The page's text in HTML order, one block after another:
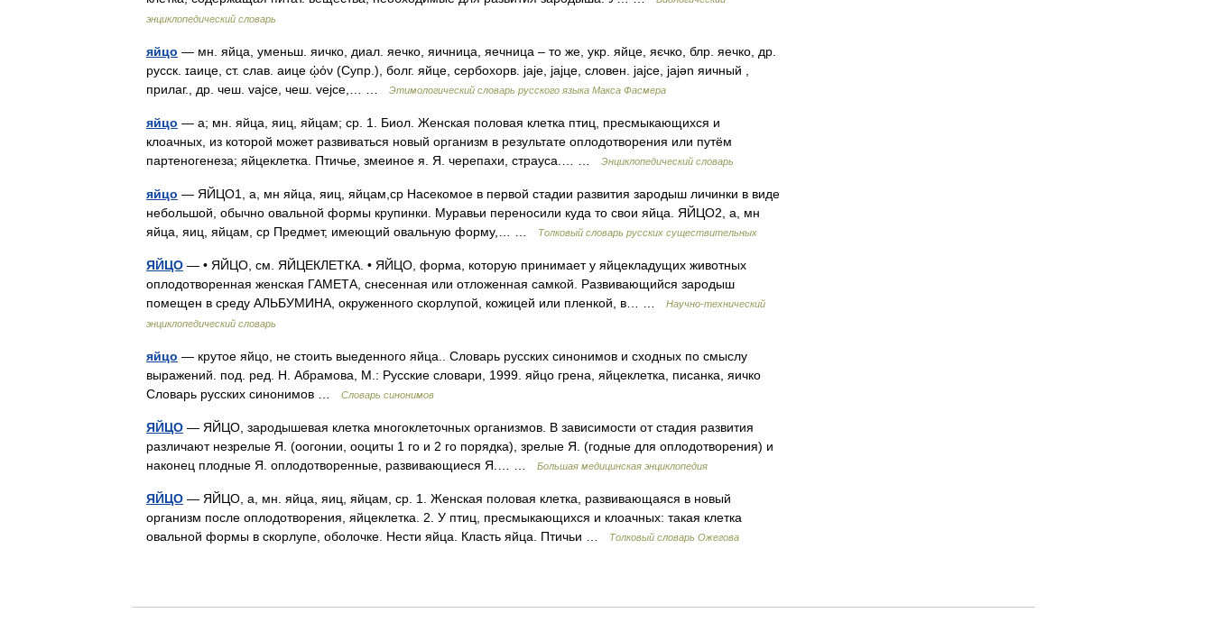
энциклопедический словарь
яйцо — мн. яйца, уменьш. яичко, диал. яечко, яичница, яечница – то же, укр. яйце, яєчко, блр. яечко, др.
русск. ɪаице, ст. слав. аице ᾠόν (Супр.), болг. яйце, сербохорв. jaje, jajцe, словен. jajce, jajǝn яичный ,
прилаг., др. чеш. vаjсе, чеш. vеjсе,… …
Этимологический словарь русского языка Макса Фасмера
яйцо — а; мн. яйца, яиц, яйцам; ср. 1. Биол. Женская половая клетка птиц, пресмыкающихся и
клоачных, из которой может развиваться новый организм в результате оплодотворения или путём
партеногенеза; яйцеклетка. Птичье, змеиное я. Я. черепахи, страуса.… …
Энциклопедический словарь
яйцо — ЯЙЦО1, а, мн яйца, яиц, яйцам,ср Насекомое в первой стадии развития зародыш личинки в виде
небольшой, обычно овальной формы крупинки. Муравьи переносили куда то свои яйца. ЯЙЦО2, а, мн
яйца, яиц, яйцам, ср Предмет, имеющий овальную форму,… …
Толковый словарь русских существительных
ЯЙЦО — • ЯЙЦО, см. ЯЙЦЕКЛЕТКА. • ЯЙЦО, форма, которую принимает у яйцекладущих животных
оплодотворенная женская ГАМЕТА, снесенная или отложенная самкой. Развивающийся зародыш
помещен в среду АЛЬБУМИНА, окруженного скорлупой, кожицей или пленкой, в… …
Научно-технический
энциклопедический словарь
яйцо — крутое яйцо, не стоить выеденного яйца.. Словарь русских синонимов и сходных по смыслу
выражений. под. ред. Н. Абрамова, М.: Русские словари, 1999. яйцо грена, яйцеклетка, писанка, яичко
Словарь русских синонимов …
Словарь синонимов
ЯЙЦО — ЯЙЦО, зародышевая клетка многоклеточных организмов. В зависимости от стадия развития
различают незрелые Я. (оогонии, ооциты 1 го и 2 го порядка), зрелые Я. (годные для оплодотворения) и
наконец плодные Я. оплодотворенные, развивающиеся Я.… …
Большая медицинская энциклопедия
ЯЙЦО — ЯЙЦО, а, мн. яйца, яиц, яйцам, ср. 1. Женская половая клетка, развивающаяся в новый
организм после оплодотворения, яйцеклетка. 2. У птиц, пресмыкающихся и клоачных: такая клетка
овальной формы в скорлупе, оболочке. Нести яйца. Класть яйца. Птичьи …
Толковый словарь Ожегова